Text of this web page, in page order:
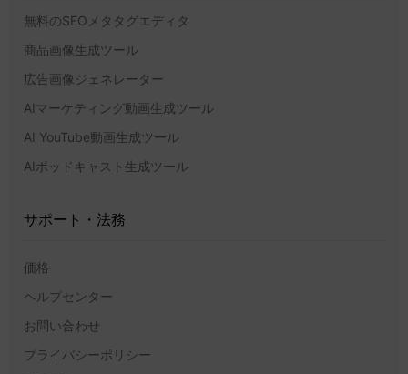
無料のSEOメタタグエディタ
商品画像生成ツール
広告画像ジェネレーター
AIマーケティング動画生成ツール
AI YouTube動画生成ツール
AIポッドキャスト生成ツール
サポート・法務
価格
ヘルプセンター
お問い合わせ
プライバシーポリシー